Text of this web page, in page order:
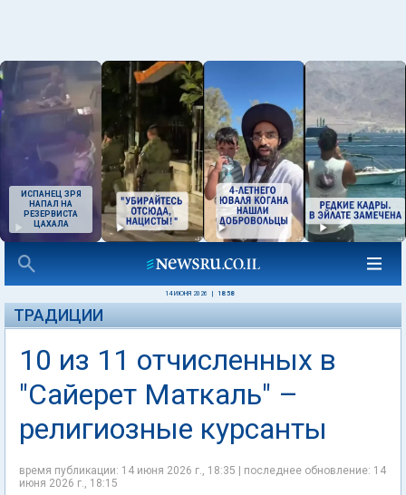
ИСПАНЕЦ ЗРЯ
НАПАЛ НА
РЕЗЕРВИСТА
ЦАХАЛА
14 ИЮНЯ 2026 18:58
ТРАДИЦИИ
10 из 11 отчисленных в
"Сайерет Маткаль" –
религиозные курсанты
время публикации: 14 июня 2026 г., 18:35 | последнее обновление: 14
июня 2026 г., 18:15